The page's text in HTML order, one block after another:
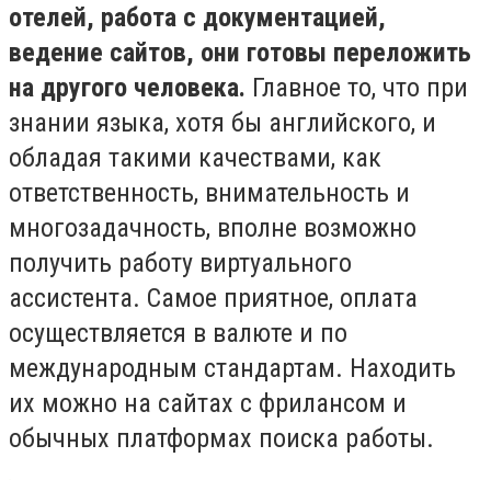
отелей, работа с документацией,
ведение сайтов, они готовы переложить
на другого человека. Главное то, что при
знании языка, хотя бы английского, и
обладая такими качествами, как
ответственность, внимательность и
многозадачность, вполне возможно
получить работу виртуального
ассистента. Самое приятное, оплата
осуществляется в валюте и по
международным стандартам. Находить
их можно на сайтах с фрилансом и
обычных платформах поиска работы.